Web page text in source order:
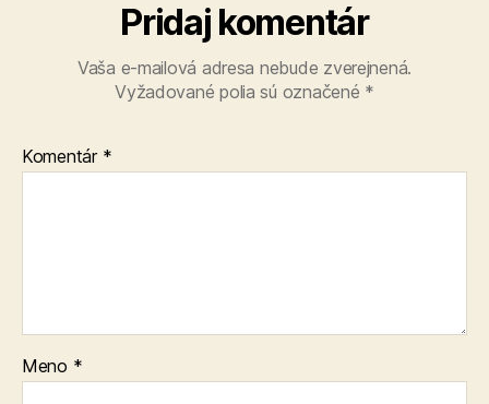
Pridaj komentár
Vaša e-mailová adresa nebude zverejnená.
Vyžadované polia sú označené *
Komentár *
Meno *